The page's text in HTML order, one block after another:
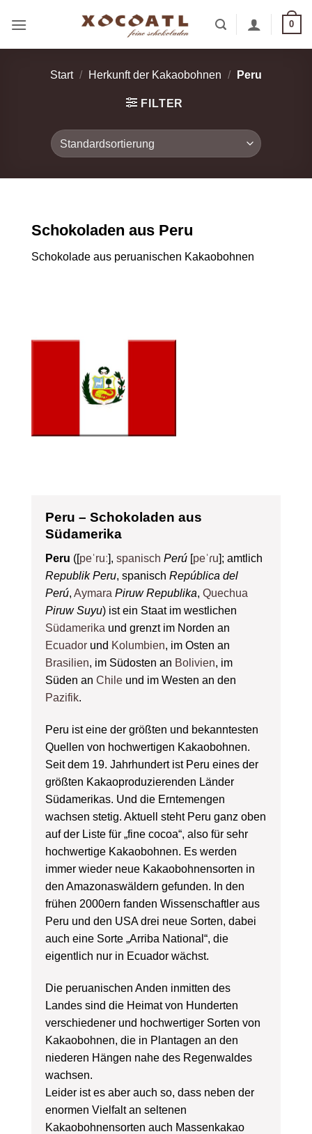
Inhalt
0
Start / Herkunft der Kakaobohnen / Peru
FILTER
Schokoladen aus Peru
Schokolade aus peruanischen Kakaobohnen
Peru – Schokoladen aus
Südamerika
Peru ([peˈruː], spanisch Perú [peˈɾu]; amtlich
Republik Peru, spanisch República del
Perú, Aymara Piruw Republika, Quechua
Piruw Suyu) ist ein Staat im westlichen
Südamerika und grenzt im Norden an
Ecuador und Kolumbien, im Osten an
Brasilien, im Südosten an Bolivien, im
Süden an Chile und im Westen an den
Pazifik.
Peru ist eine der größten und bekanntesten
Quellen von hochwertigen Kakaobohnen.
Seit dem 19. Jahrhundert ist Peru eines der
größten Kakaoproduzierenden Länder
Südamerikas. Und die Erntemengen
wachsen stetig. Aktuell steht Peru ganz oben
auf der Liste für „fine cocoa“, also für sehr
hochwertige Kakaobohnen. Es werden
immer wieder neue Kakaobohnensorten in
den Amazonaswäldern gefunden. In den
frühen 2000ern fanden Wissenschaftler aus
Peru und den USA drei neue Sorten, dabei
auch eine Sorte „Arriba National“, die
eigentlich nur in Ecuador wächst.
Die peruanischen Anden inmitten des
Landes sind die Heimat von Hunderten
verschiedener und hochwertiger Sorten von
Kakaobohnen, die in Plantagen an den
niederen Hängen nahe des Regenwaldes
wachsen.
Leider ist es aber auch so, dass neben der
enormen Vielfalt an seltenen
Kakaobohnensorten auch Massenkakao